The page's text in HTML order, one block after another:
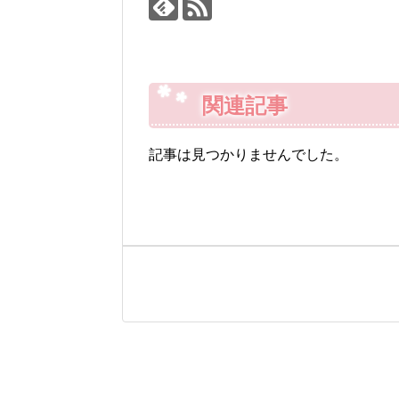
関連記事
記事は見つかりませんでした。